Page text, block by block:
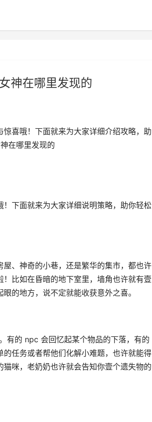
神在哪里发现的
喜哦！下面就来为大家详细介绍攻略，助
在哪里发现的
下面就来为大家详细说明策略，助你轻松
、神奇的小巷，还是繁华的集市，都也许
比如在昏暗的地下室里，墙角也许就有壹
的地方，说不定就能收获意外之喜。
有的 npc 会回忆起某个物品的下落，有的
任务或者帮他们化解小难题，也许就能得
咪，老奶奶也许就会告知你壹个遗失物的